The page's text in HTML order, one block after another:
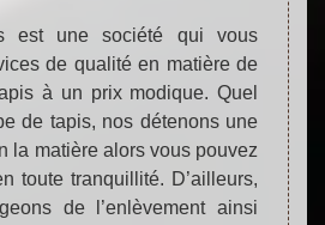
est une société qui vous
de qualité en matière de
à un prix modique. Quel
de tapis, nos détenons une
la matière alors vous pouvez
toute tranquillité. D’ailleurs,
de l’enlèvement ainsi